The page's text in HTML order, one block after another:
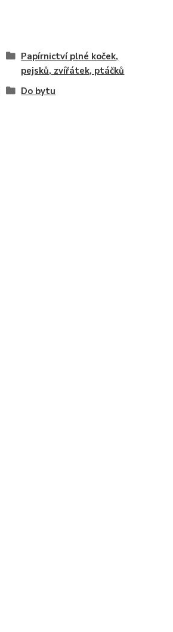
Papírnictví plné koček,
pejsků, zvířátek, ptáčků
Do bytu